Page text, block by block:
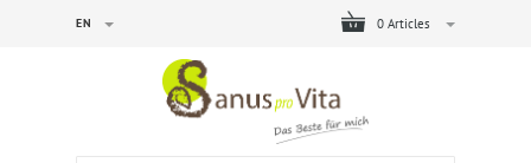
0 Articles
EN